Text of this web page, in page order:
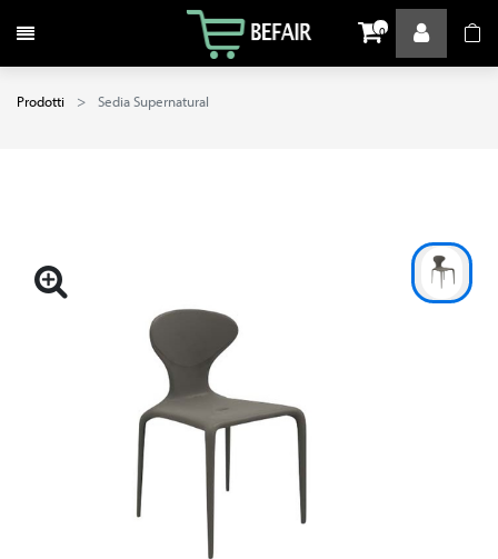
Attiva / disattiva la navigazione 0
Prodotti Sedia Supernatural